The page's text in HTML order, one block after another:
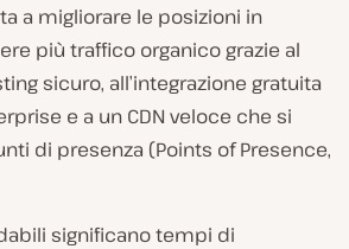
a migliorare le posizioni in
più traffico organico grazie al
sicuro, all’integrazione gratuita
e a un CDN veloce che si
di presenza (Points of Presence,
significano tempi di